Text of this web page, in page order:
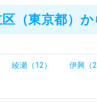
区（東京都）
綾瀬（12） 伊興（2